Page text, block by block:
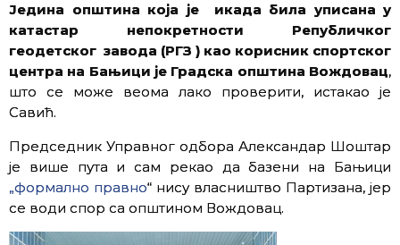
Једина општина која је икада била уписана у
катастар непокретности Републичког
геодетског завода (РГЗ ) као корисник спортског
центра на Бањици је Градска општина Вождовац,
што се може веома лако проверити, истакао је
Савић.
Председник Управног одбора Александар Шоштар
је више пута и сам рекао да базени на Бањици
„формално правно“ нису власништво Партизана, јер
се води спор са општином Вождовац.